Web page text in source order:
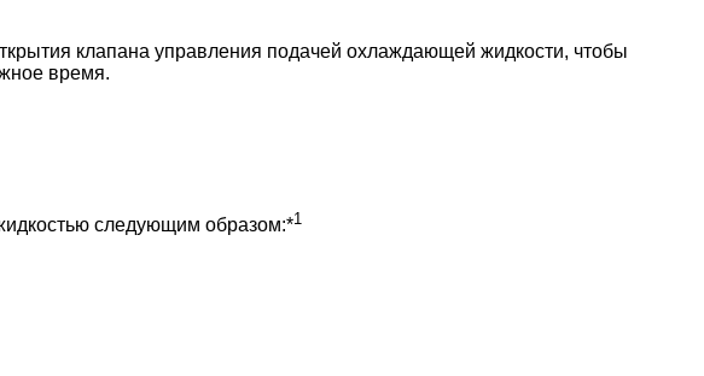
клапана управления подачей охлаждающей жидкости, чтобы
время.
следующим образом:*1